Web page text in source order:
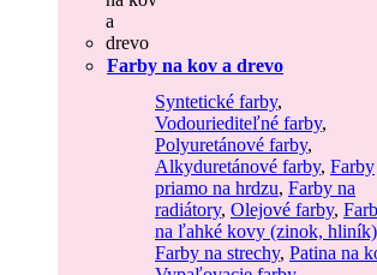
Farby na kov a drevo
Syntetické farby,
Vodouriediteľné farby,
Polyuretánové farby,
Alkyduretánové farby, Farby
priamo na hrdzu, Farby na
radiátory, Olejové farby,
na ľahké kovy (zinok, hliník)
Farby na strechy, Patina na